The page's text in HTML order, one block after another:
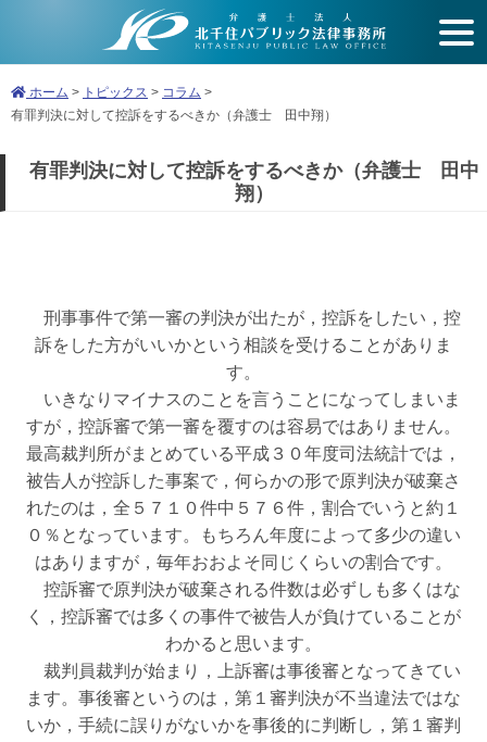
開
く
ホーム > トピックス > コラム >
有罪判決に対して控訴をするべきか（弁護士 田中翔）
有罪判決に対して控訴をするべきか（弁護士 田中
翔）
刑事事件で第一審の判決が出たが，控訴をしたい，控
訴をした方がいいかという相談を受けることがありま
す。
いきなりマイナスのことを言うことになってしまいま
すが，控訴審で第一審を覆すのは容易ではありません。
最高裁判所がまとめている平成３０年度司法統計では，
被告人が控訴した事案で，何らかの形で原判決が破棄さ
れたのは，全５７１０件中５７６件，割合でいうと約１
０％となっています。もちろん年度によって多少の違い
はありますが，毎年おおよそ同じくらいの割合です。
控訴審で原判決が破棄される件数は必ずしも多くはな
く，控訴審では多くの事件で被告人が負けていることが
わかると思います。
裁判員裁判が始まり，上訴審は事後審となってきてい
ます。事後審というのは，第１審判決が不当違法ではな
いか，手続に誤りがないかを事後的に判断し，第１審判